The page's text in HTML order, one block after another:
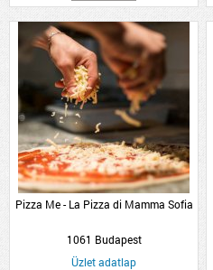
Pizza Me - La Pizza di Mamma Sofia
1061 Budapest
Üzlet adatlap